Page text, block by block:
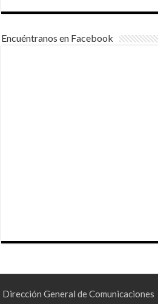
Encuéntranos en Facebook
Dirección General de Comunicaciones